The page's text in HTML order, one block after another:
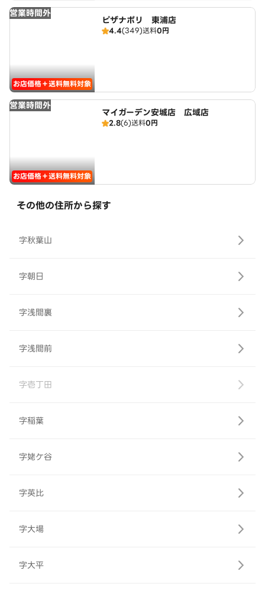
営業時間外
お店価格＋送料無料対象
ピザナポリ 東浦店
4.4(349)送料0円
営業時間外
お店価格＋送料無料対象
マイガーデン安城店 広域店
2.8(6)送料0円
その他の住所から探す
字秋葉山
字朝日
字浅間裏
字浅間前
字壱丁田
字稲葉
字姥ケ谷
字英比
字大場
字大平